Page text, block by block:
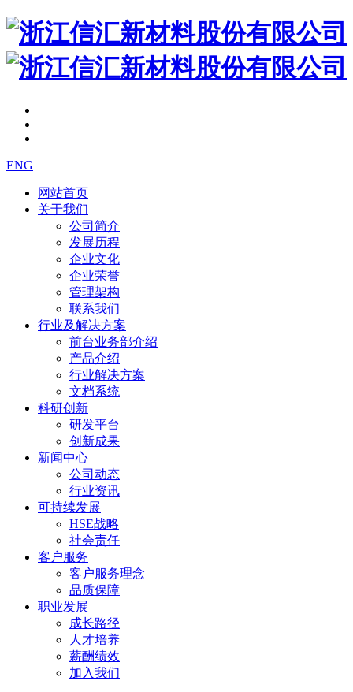
ENG
网站首页
关于我们
公司简介
发展历程
企业文化
企业荣誉
管理架构
联系我们
行业及解决方案
前台业务部介绍
产品介绍
行业解决方案
文档系统
科研创新
研发平台
创新成果
新闻中心
公司动态
行业资讯
可持续发展
HSE战略
社会责任
客户服务
客户服务理念
品质保障
职业发展
成长路径
人才培养
薪酬绩效
加入我们